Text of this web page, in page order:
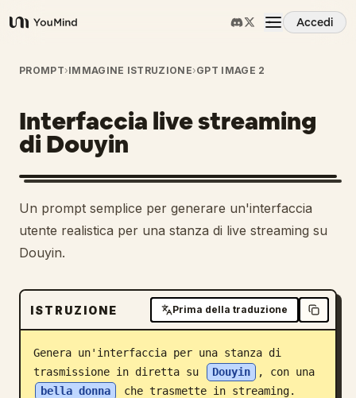
YouMind
Accedi
Panoramica
Casi d'uso
Abilità
Prompt
Scarica
Blog
PROMPT›IMMAGINE ISTRUZIONE›GPT IMAGE 2
Interfaccia live streaming
di Douyin
Un prompt semplice per generare un'interfaccia
utente realistica per una stanza di live streaming su
Douyin.
ISTRUZIONE Prima della traduzione
Genera un'interfaccia per una stanza di
trasmissione in diretta su
Douyin
, con una
bella donna
che trasmette in streaming.